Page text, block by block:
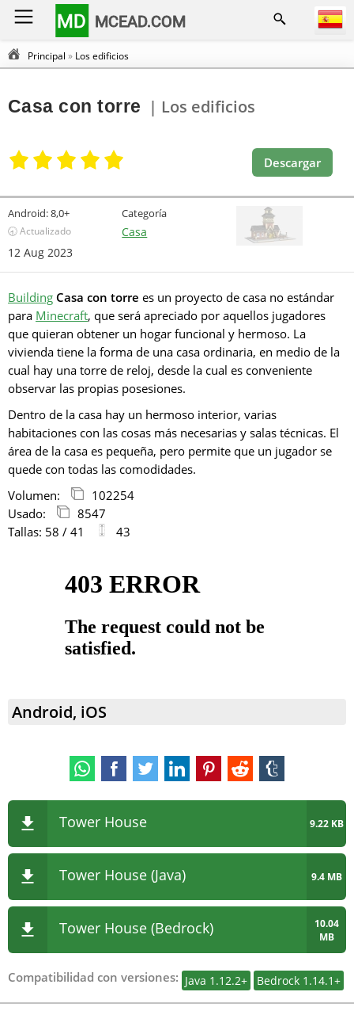
MD MCEAD.COM
Principal » Los edificios
Casa con torre | Los edificios
Descargar
Android:8,0+
🕣 Actualizado
12 Aug 2023
Categoría
Casa
Building Casa con torre es un proyecto de casa no estándar
para Minecraft, que será apreciado por aquellos jugadores
que quieran obtener un hogar funcional y hermoso. La
vivienda tiene la forma de una casa ordinaria, en medio de la
cual hay una torre de reloj, desde la cual es conveniente
observar las propias posesiones.
Dentro de la casa hay un hermoso interior, varias
habitaciones con las cosas más necesarias y salas técnicas. El
área de la casa es pequeña, pero permite que un jugador se
quede con todas las comodidades.
Volumen:
102254
Usado:
8547
Tallas: 58 / 41
43
Android, iOS
Tower House 9.22 KB
Tower House (Java) 9.4 MB
Tower House (Bedrock)
10.04
MB
Compatibilidad con versiones: Java 1.12.2+ Bedrock 1.14.1+